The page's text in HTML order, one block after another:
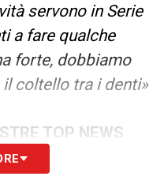
servono in Serie
a fare qualche
forte, dobbiamo
coltello tra i denti»
TOP NEWS